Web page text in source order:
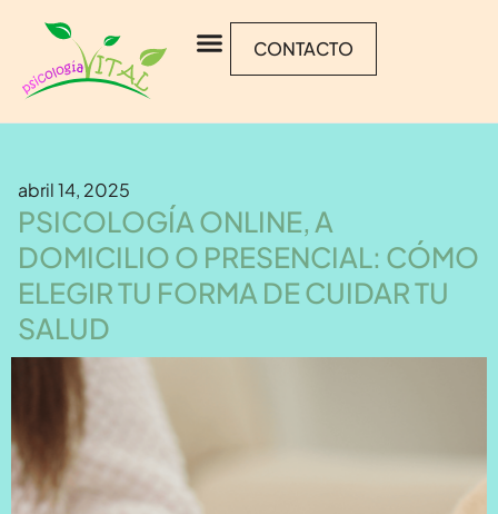
CONTACTO
abril 14, 2025
PSICOLOGÍA ONLINE, A
DOMICILIO O PRESENCIAL: CÓMO
ELEGIR TU FORMA DE CUIDAR TU
SALUD